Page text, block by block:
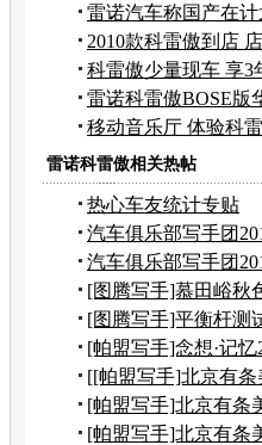
营销
雷诺汽车称国产在
间表
2010款科雷傲到店
惠
科雷傲少量现车 享3
保养
雷诺科雷傲BOSE版
万元
移动音乐厅 体验科
系统
雷诺科雷傲相关热帖
热心车友统计专贴
汽车俱乐部写手团
励申请
汽车俱乐部写手团
贴
[图腾写手]慕田峪秋
[图腾写手]平衡杆测
[帕盟写手]念想·记忆
[[帕盟写手]北京有条
到奶奶家作客
[帕盟写手]北京有条
台上观望美景
[帕盟写手]北京有条